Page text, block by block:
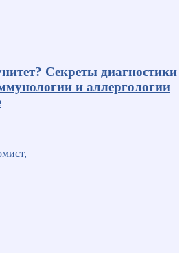
Секреты диагностики
и аллергологии